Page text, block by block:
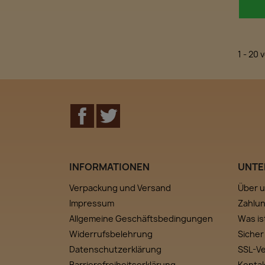
1 - 20
Facebook
INFORMATIONEN
Verpackung und Versand
Impressum
Allgemeine Geschäftsbedingungen
Widerrufsbelehrung
Datenschutzerklärung
Über
Was
SSL-